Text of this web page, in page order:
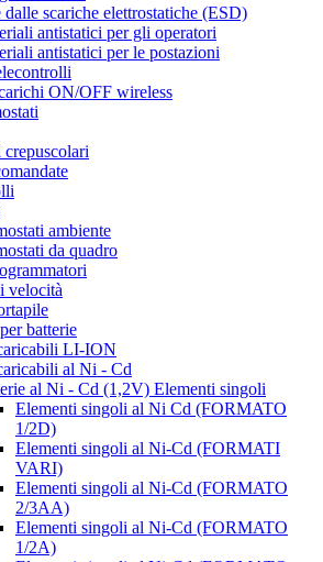
dalle scariche elettrostatiche (ESD)
antistatici per gli operatori
antistatici per le postazioni
ON/OFF wireless
ambiente
da quadro
velocità
batterie
LI-ION
al Ni - Cd
al Ni - Cd (1,2V) Elementi singoli
Elementi singoli al Ni Cd (FORMATO
1/2D)
Elementi singoli al Ni-Cd (FORMATI
VARI)
Elementi singoli al Ni-Cd (FORMATO
2/3AA)
Elementi singoli al Ni-Cd (FORMATO
1/2A)